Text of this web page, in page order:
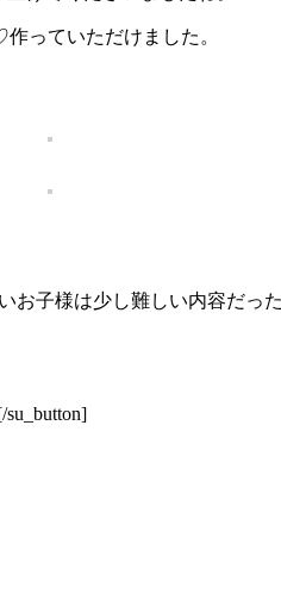
っていただけました。
お子様は少し難しい内容だっ